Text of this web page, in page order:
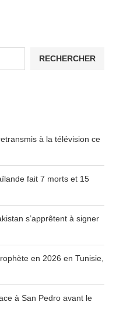
RECHERCHER
à la télévision ce
fait 7 morts et 15
s’apprêtent à signer
en 2026 en Tunisie,
à San Pedro avant le